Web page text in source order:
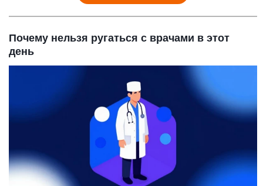
Почему нельзя ругаться с врачами в этот
день